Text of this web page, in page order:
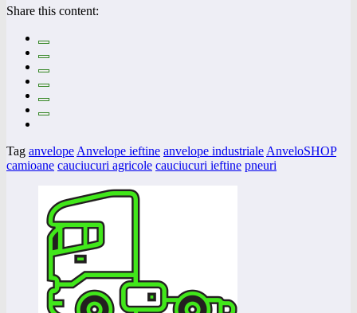
Share this content:
Tag anvelope Anvelope ieftine anvelope industriale AnveloSHOP
camioane cauciucuri agricole cauciucuri ieftine pneuri